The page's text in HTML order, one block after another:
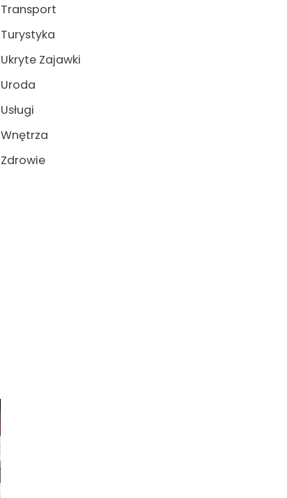
Transport
Turystyka
Ukryte Zajawki
Uroda
Usługi
Wnętrza
Zdrowie